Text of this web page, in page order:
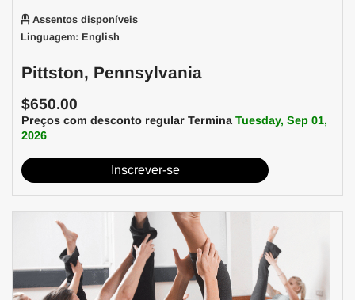
Assentos disponíveis
Linguagem: English
Pittston, Pennsylvania
$650.00
Preços com desconto regular Termina Tuesday, Sep 01,
2026
Inscrever-se